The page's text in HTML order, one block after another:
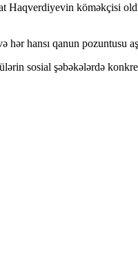
köməkçisi
hər hansı qanun pozuntusu
sosial şəbəkələrdə